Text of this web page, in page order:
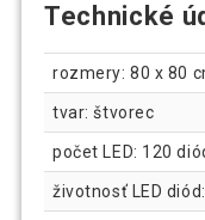
Technické
rozmery: 80 x 80
tvar: štvorec
počet LED: 120
životnosť LED